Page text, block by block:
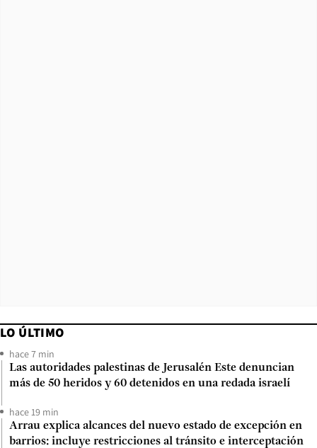
LO ÚLTIMO
hace 7 min
Las autoridades palestinas de Jerusalén Este denuncian
más de 50 heridos y 60 detenidos en una redada israelí
hace 19 min
Arrau explica alcances del nuevo estado de excepción en
barrios: incluye restricciones al tránsito e interceptación